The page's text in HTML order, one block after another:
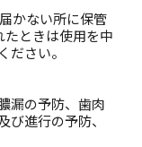
かない所に保管
たときは使用を中
ださい。
漏の予防、歯肉
び進行の予防、